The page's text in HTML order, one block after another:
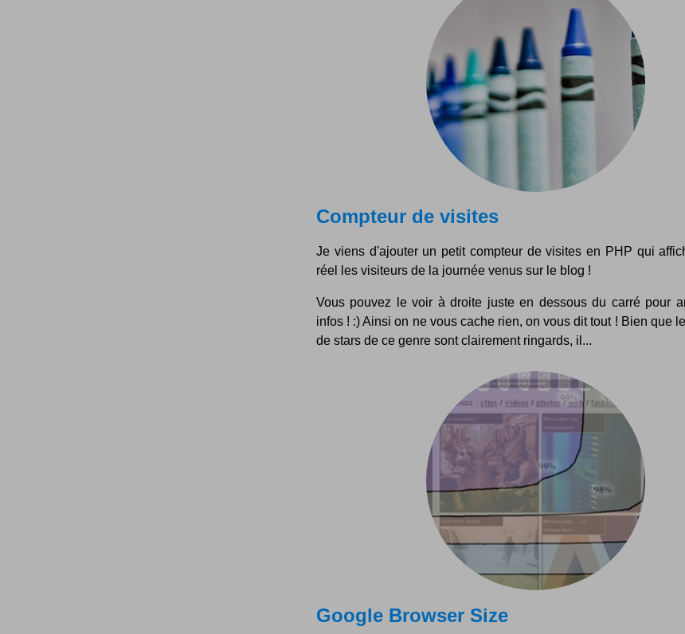
Compteur de visites
Je viens d'ajouter un petit compteur de visites en PHP qui
réel les visiteurs de la journée venus sur le blog !
Vous pouvez le voir à droite juste en dessous du carré pour
infos ! :) Ainsi on ne vous cache rien, on vous dit tout ! Bien que
de stars de ce genre sont clairement ringards, il...
Google Browser Size